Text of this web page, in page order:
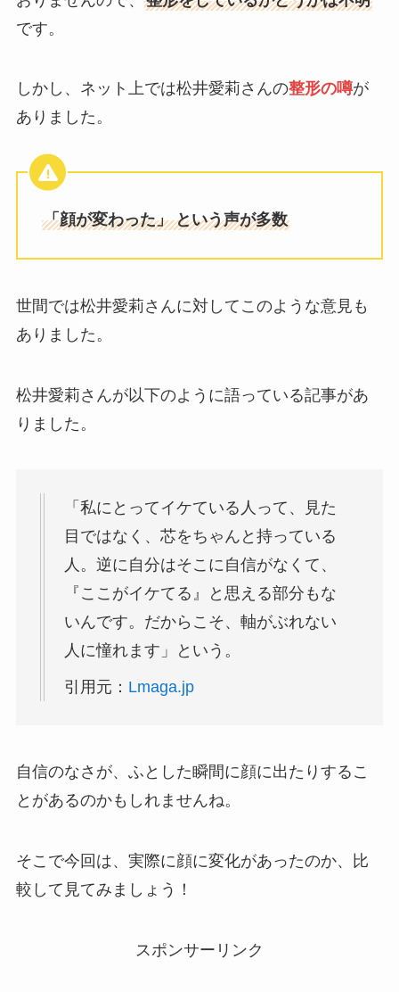
です。
しかし、ネット上では松井愛莉さんの整形の噂が
ありました。
「顔が変わった」 という声が多数
世間では松井愛莉さんに対してこのような意見も
ありました。
松井愛莉さんが以下のように語っている記事があ
りました。
「私にとってイケている人って、見た
目ではなく、芯をちゃんと持っている
人。逆に自分はそこに自信がなくて、
『ここがイケてる』と思える部分もな
いんです。だからこそ、軸がぶれない
人に憧れます」という。
引用元： Lmaga.jp
自信のなさが、ふとした瞬間に顔に出たりするこ
とがあるのかもしれませんね。
そこで今回は、実際に顔に変化があったのか、比
較して見てみましょう！
スポンサーリンク